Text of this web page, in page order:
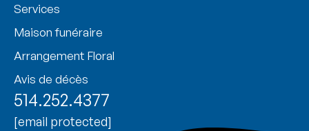
Services
Maison funéraire
Arrangement Floral
Avis de décès
514.252.4377
[email protected]